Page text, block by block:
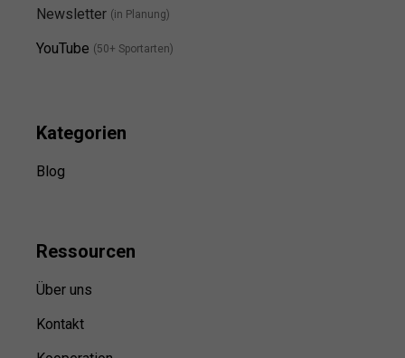
Newsletter (in Planung)
YouTube (50+ Sportarten)
Kategorien
Blog
Ressourcen
Über uns
Kontakt